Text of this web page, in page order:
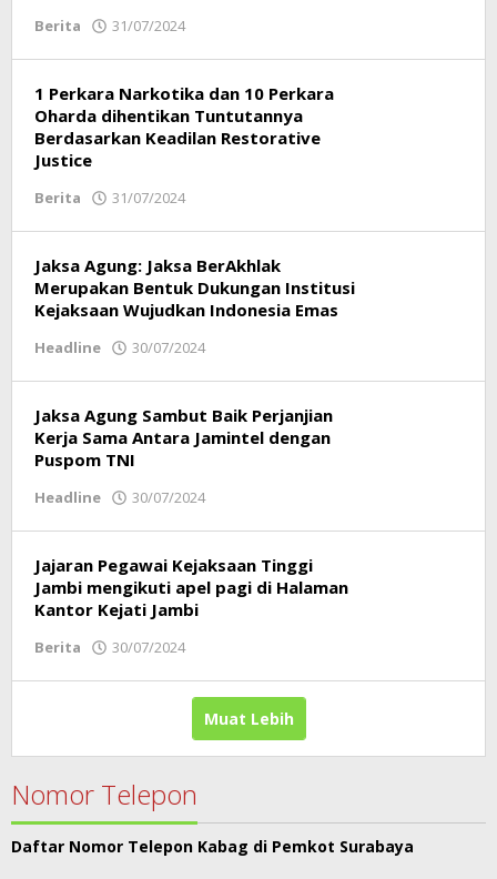
Berita 31/07/2024
1 Perkara Narkotika dan 10 Perkara
Oharda dihentikan Tuntutannya
Berdasarkan Keadilan Restorative
Justice
Berita 31/07/2024
Jaksa Agung: Jaksa BerAkhlak
Merupakan Bentuk Dukungan Institusi
Kejaksaan Wujudkan Indonesia Emas
Headline 30/07/2024
Jaksa Agung Sambut Baik Perjanjian
Kerja Sama Antara Jamintel dengan
Puspom TNI
Headline 30/07/2024
Jajaran Pegawai Kejaksaan Tinggi
Jambi mengikuti apel pagi di Halaman
Kantor Kejati Jambi
Berita 30/07/2024
Muat Lebih
Nomor Telepon
Daftar Nomor Telepon Kabag di Pemkot Surabaya